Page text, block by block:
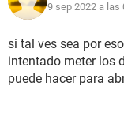
9 sep 2022 a las
si tal ves sea por
intentado meter los
puede hacer para